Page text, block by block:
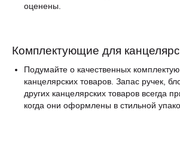
оценены.
Комплектующие для
Подумайте о качественных
канцелярских товаров. Запас ручек,
других канцелярских товаров всегда
когда они оформлены в стильной